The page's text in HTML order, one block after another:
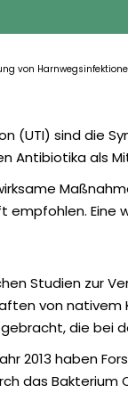
von
(UTI) sind die
Antibiotika als
empfohlen. Eine
Studien zur
von
die bei
2013 haben
das